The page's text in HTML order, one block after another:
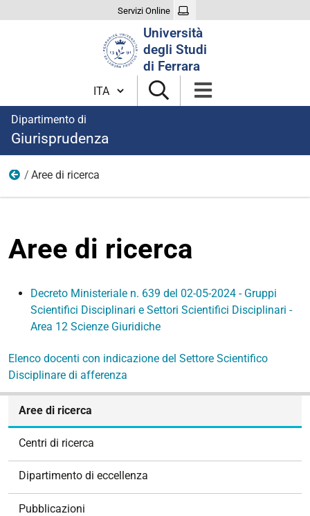
Servizi Online
Università
degli Studi
di Ferrara
Cambia lingua
Dipartimento di
Giurisprudenza
Ricerca
Aree di ricerca
Aree di ricerca
Decreto Ministeriale n. 639 del 02-05-2024 - Gruppi
Scientifici Disciplinari e Settori Scientifici Disciplinari -
Area 12 Scienze Giuridiche
Elenco docenti con indicazione del Settore Scientifico
Disciplinare di afferenza
Aree di ricerca
Centri di ricerca
Dipartimento di eccellenza
Pubblicazioni